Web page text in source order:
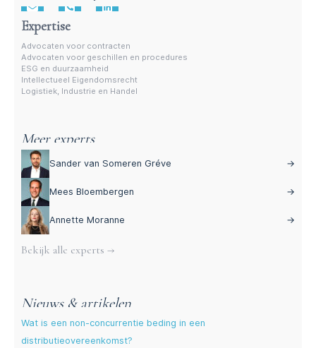
Expertise
Advocaten voor contracten
Advocaten voor geschillen en procedures
ESG en duurzaamheid
Intellectueel Eigendomsrecht
Logistiek, Industrie en Handel
Meer experts
Sander van Someren Gréve →
Mees Bloembergen →
Annette Moranne →
Bekijk alle experts →
Nieuws & artikelen
Wat is een non-concurrentie beding in een
distributieovereenkomst?